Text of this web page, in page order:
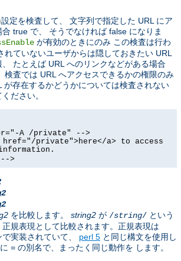
設定を検査して、 文字列で指定した URL にア
true で、 そうでなければ false になりま
が有効のときにのみ この検査は行わ
れていないユーザからは隠しておきたい URL
たとえば URL へのリンクなどがある場合
検査では URL へアクセスできるかの権限のみ
が存在するかどうかについては検査されない
ださい。
A /private" -->
private">here</a> to access
>
を比較します。 string2 が /string/ という
規表現として比較されます。正規表現は
実装されていて、 perl 5 と同じ構文を使用し
= の別名で、まったく同じ動作を します。